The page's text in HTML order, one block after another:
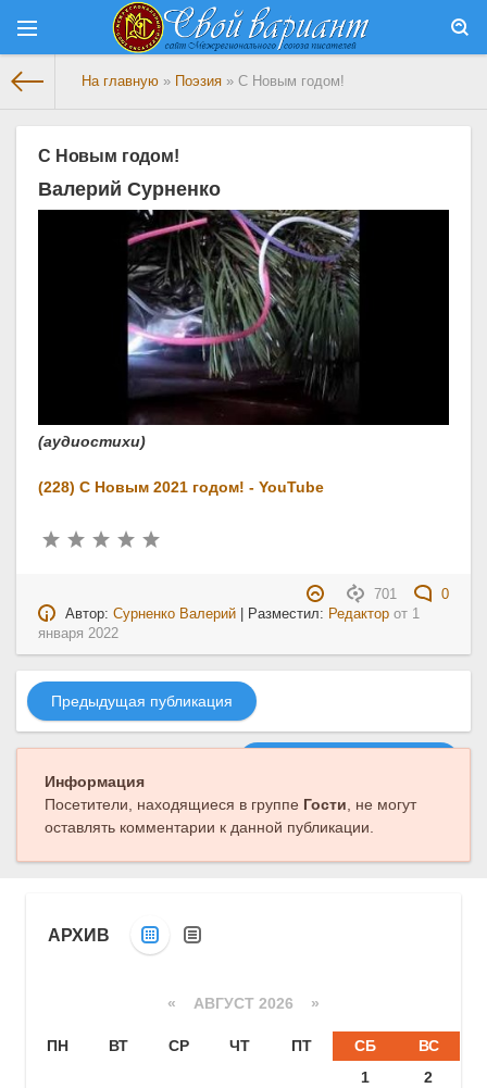
На главную » Поэзия » С Новым годом!
С Новым годом!
Валерий Сурненко
(аудиостихи)
(228) С Новым 2021 годом! - YouTube
701
0
Автор:Сурненко Валерий | Разместил: Редактор от 1
января 2022
Предыдущая публикация
Информация
Посетители, находящиеся в группе Гости , не могут
оставлять комментарии к данной публикации.
АРХИВ
« АВГУСТ 2026 »
ПН ВТ СР ЧТ ПТ СБ
ВС
1
2